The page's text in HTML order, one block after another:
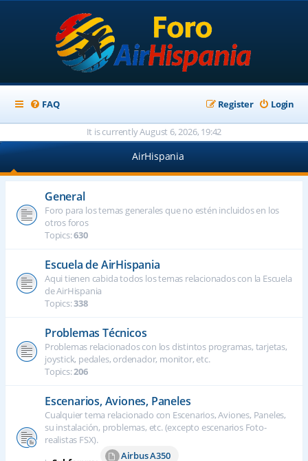
FAQ Login
Register
It is currently August 6, 2026, 19:42
AirHispania
General
Foro para los temas generales que no estén incluidos en los
otros foros
Topics:630
Escuela de AirHispania
Aqui tienen cabida todos los temas relacionados con la Escuela
de AirHispania
Topics:338
Problemas Técnicos
Problemas relacionados con los distintos programas, tarjetas,
joystick, pedales, ordenador, monitor, etc.
Topics:206
Escenarios, Aviones, Paneles
Cualquier tema relacionado con Escenarios, Aviones, Paneles,
su instalación, problemas, etc. (excepto escenarios Foto-
realistas FSX).
Airbus A350